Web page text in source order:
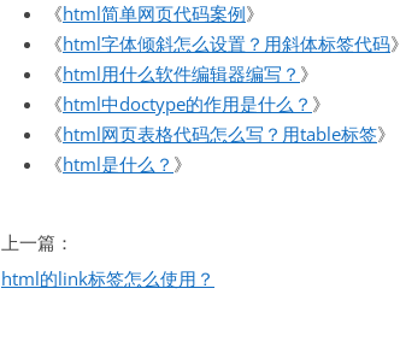
《html简单网页代码案例》
《html字体倾斜怎么设置？用斜体标签代码》
《html用什么软件编辑器编写？ 》
《html中doctype的作用是什么？ 》
《html网页表格代码怎么写？用table标签》
《html是什么？ 》
文
章
上一篇：
html的link标签怎么使用？